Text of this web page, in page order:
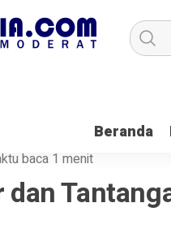
Beranda
Data PKH Ini Penjelasan, Anggota
baca 1 menit